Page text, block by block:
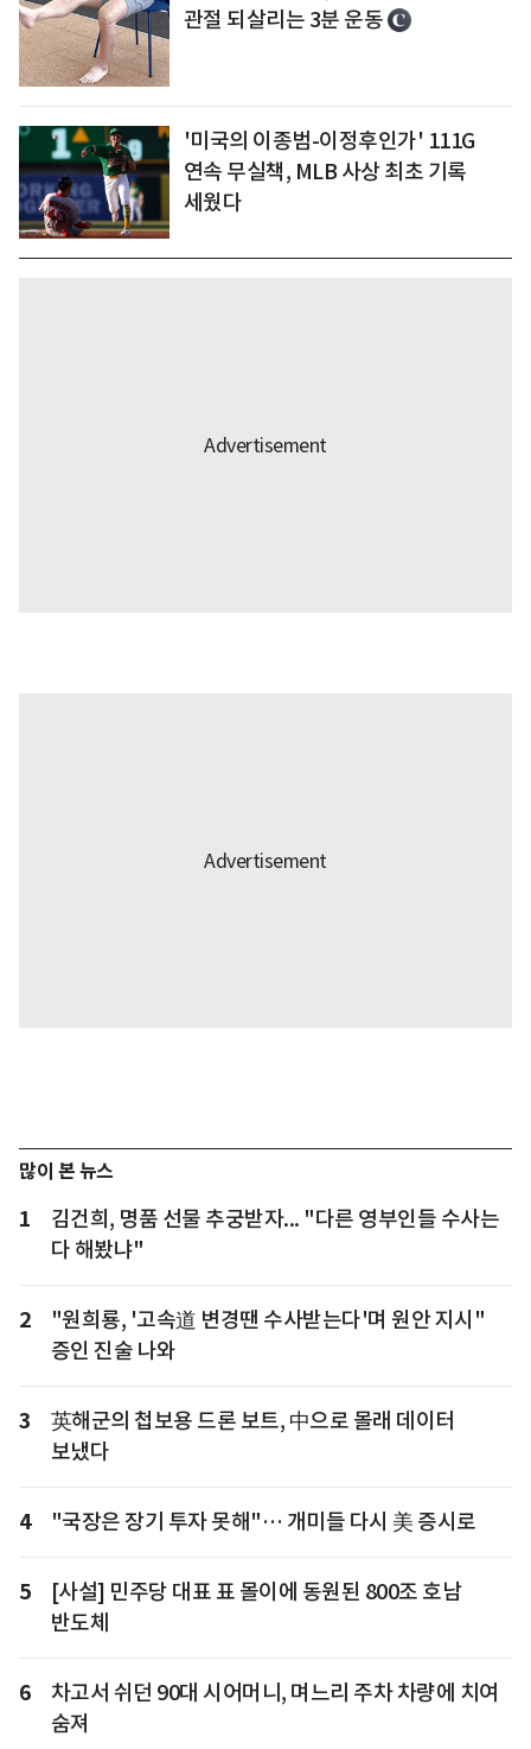
관절 되살리는 3분 운동
'미국의 이종범-이정후인가' 111G
연속 무실책, MLB 사상 최초 기록
세웠다
많이 본 뉴스
1
김건희, 명품 선물 추궁받자... "다른 영부인들 수사는
다 해봤냐"
2
"원희룡, '고속道 변경땐 수사받는다'며 원안 지시"
증인 진술 나와
3
英해군의 첩보용 드론 보트, 中으로 몰래 데이터
보냈다
4 "국장은 장기 투자 못해"… 개미들 다시 美 증시로
5
[사설] 민주당 대표 표 몰이에 동원된 800조 호남
반도체
6
차고서 쉬던 90대 시어머니, 며느리 주차 차량에 치여
숨져